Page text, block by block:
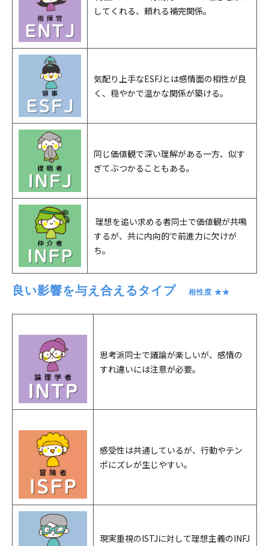
してくれる、頼れる補完関係。
気配り上手なESFJとは感情面の相性が良
く、穏やかで温かな関係が築ける。
同じ価値観で深い理解がある一方、似す
ぎてぶつかることもある。
理想を追い求める者同士で価値観が共鳴
するが、共に内向的で前進力に欠けが
ち。
良い影響を与え合えるタイプ 相性度 ★★
思考派同士で議論が楽しいが、感情の
すれ違いには注意が必要。
感受性は共通しているが、行動やテン
ポにズレが生じやすい。
現実重視のISTJに対して理想主義のINFJ